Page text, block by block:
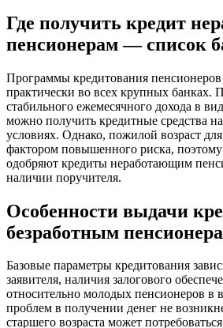
​Где получить кредит
пенсионерам — список
Программы кредитования пенсионеров
практически во всех крупных банках.
стабильного ежемесячного дохода в
можно получить кредитные средства
условиях. Однако, пожилой возраст для
фактором повышенного риска, поэтому
одобряют кредиты неработающим
наличии поручителя.
Особенности выдачи
безработным
Базовые параметры кредитования
заявителя, наличия залогового
относительно молодых пенсионеров в
проблем в получении денег не
старшего возраста может